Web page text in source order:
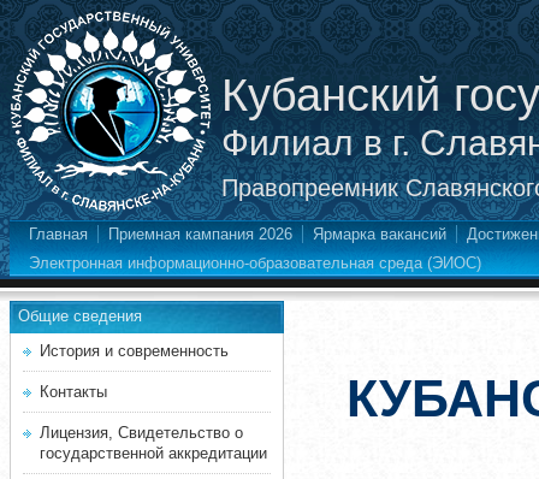
Кубанский
Филиал в г.
Правопреемник
Главная Приемная кампания 2026 Ярмарка вакансий
Электронная информационно-образовательная среда (ЭИОС)
Общие сведения
История и современность
Контакты
Лицензия, Свидетельство о
государственной аккредитации